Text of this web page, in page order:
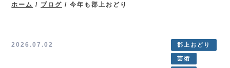
技術紹介
ホーム / ブログ / 今年も郡上おどり
2026.07.02 郡上おどり
芸術